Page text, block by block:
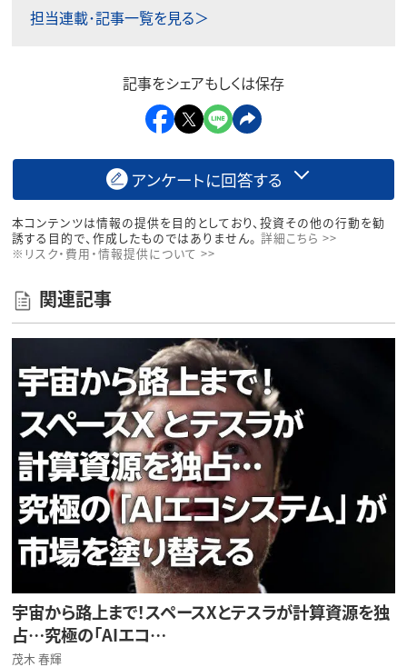
担当連載･記事一覧を見る＞
記事をシェアもしくは保存
アンケートに回答する
本コンテンツは情報の提供を目的としており、投資その他の行動を勧
誘する目的で、作成したものではありません。 詳細こちら >>
※リスク・費用・情報提供について >>
関連記事
宇宙から路上まで！スペースXとテスラが計算資源を独
占…究極の「AIエコ…
茂木 春輝